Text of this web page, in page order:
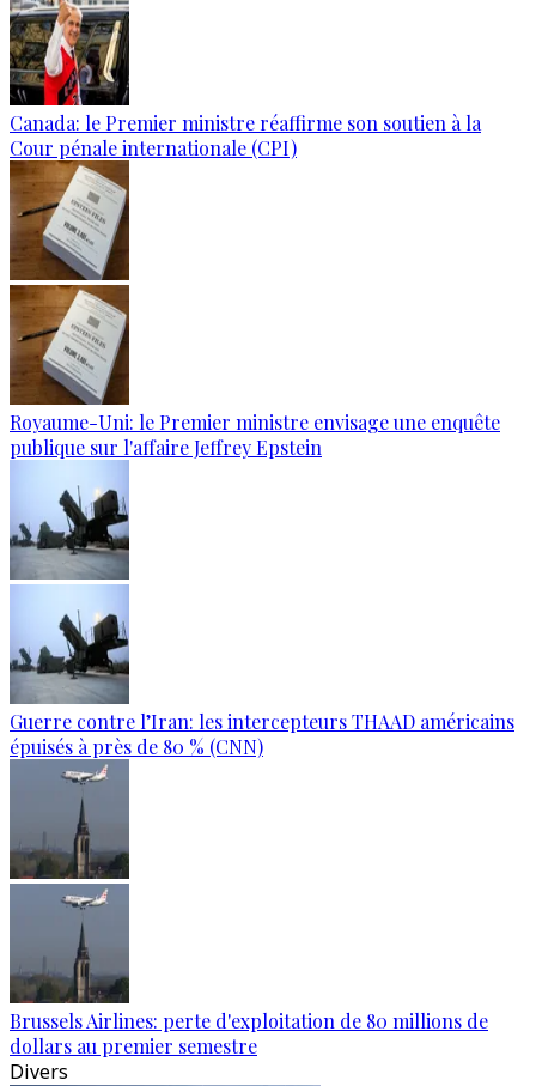
Canada: le Premier ministre réaffirme son soutien à la
Cour pénale internationale (CPI)
Royaume-Uni: le Premier ministre envisage une enquête
publique sur l'affaire Jeffrey Epstein
Guerre contre l’Iran: les intercepteurs THAAD américains
épuisés à près de 80 % (CNN)
Brussels Airlines: perte d'exploitation de 80 millions de
dollars au premier semestre
Divers